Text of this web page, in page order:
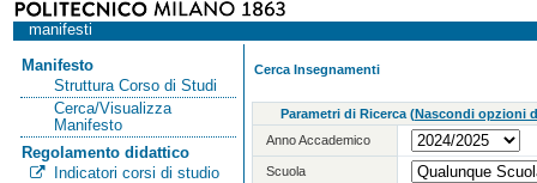
manifesti
Manifesto
Struttura Corso di Studi
Cerca/Visualizza
Manifesto
Regolamento didattico
Indicatori corsi di studio
Cerca Insegnamenti
Parametri di Ricerca (Nascondi opzioni
Anno Accademico
Scuola